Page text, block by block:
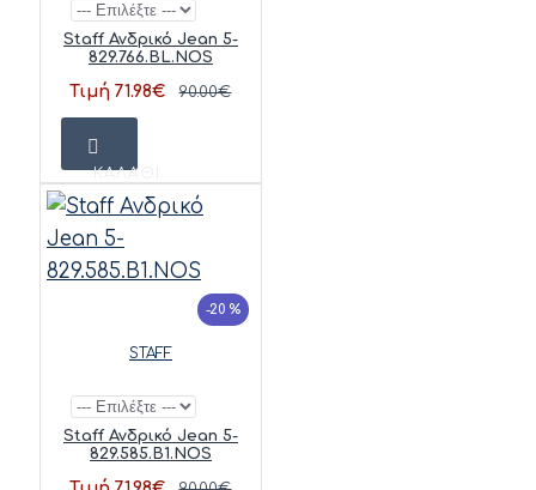
Staff Ανδρικό Jean 5-
829.766.BL.NOS
Τιμή 71.98€ 90.00€
ΚΑΛΆΘΙ
-20 %
STAFF
Staff Ανδρικό Jean 5-
829.585.B1.NOS